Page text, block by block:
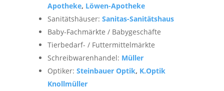
Apotheke, Löwen-Apotheke
Sanitätshäuser: Sanitas-Sanitätshaus
Baby-Fachmärkte / Babygeschäfte
Tierbedarf- / Futtermittelmärkte
Schreibwarenhandel: Müller
Optiker: Steinbauer Optik, K.Optik
Knollmüller